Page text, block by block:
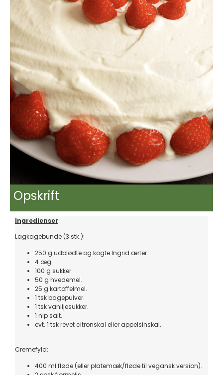
Opskrift
Ingredienser
Lagkagebunde (3 stk.):
250 g udblødte og kogte Ingrid ærter.
4 æg.
100 g sukker.
50 g hvedemel.
25 g kartoffelmel.
1 tsk bagepulver.
1 tsk vaniljesukker.
1 nip salt.
evt. 1 tsk revet citronskal eller appelsinskal.
Cremefyld:
400 ml fløde (eller platemæk/fløde til vegansk version).